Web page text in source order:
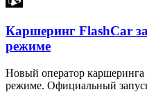
Каршеринг FlashCar
режиме
Новый оператор каршеринга
режиме. Официальный